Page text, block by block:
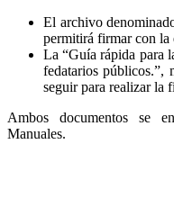
El archivo
permitirá firmar con la
La “Guía rápida para
fedatarios públicos.”,
seguir para realizar la
Ambos documentos se
Manuales.